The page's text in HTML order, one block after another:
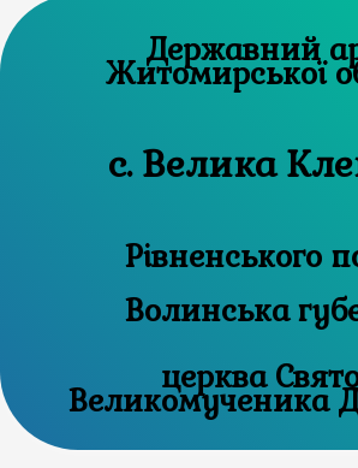
Державний
Житомирської
с. Велика
Рівненського
Волинська
церква
Великомученика